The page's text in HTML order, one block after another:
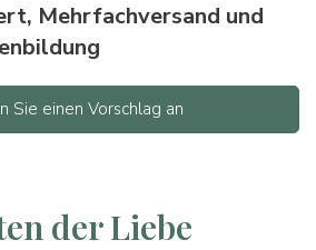
Mehrfachversand und
Sie einen Vorschlag an
der Liebe